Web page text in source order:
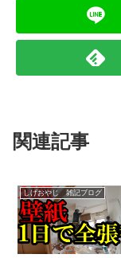
関連記事
しげおやじ 雑記ブログ